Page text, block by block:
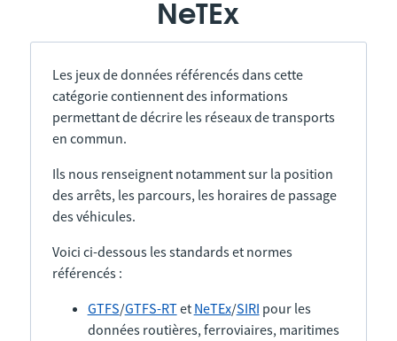
NeTEx
Les jeux de données référencés dans cette
catégorie contiennent des informations
permettant de décrire les réseaux de transports
en commun.
Ils nous renseignent notamment sur la position
des arrêts, les parcours, les horaires de passage
des véhicules.
Voici ci-dessous les standards et normes
référencés :
GTFS/GTFS-RTet NeTEx/SIRI pour les
données routières, ferroviaires, maritimes